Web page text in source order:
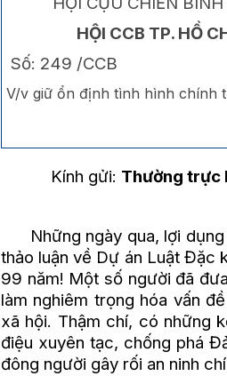
HỘI CCB TP. HỒ
Số: 249 /CCB
V/v giữ ổn định tình hình chính
Kính gửi: Thường trực
Những ngày qua, lợi dụng
thảo luận về Dự án Luật Đặc
99 năm! Một số người đã
làm nghiêm trọng hóa vấn
xã hội. Thậm chí, có những
điệu xuyên tạc, chống phá
đông người gây rối an ninh